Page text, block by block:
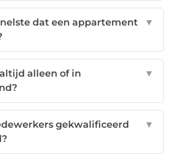
dat een appartement
▼
alleen of in
▼
gekwalificeerd
▼